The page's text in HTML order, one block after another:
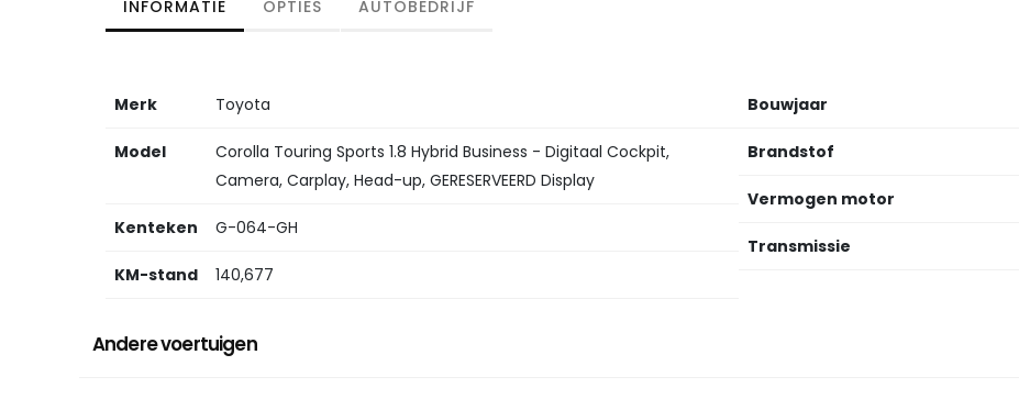
INFORMATIE OPTIES AUTOBEDRIJF
Merk Toyota
Model
Corolla Touring Sports 1.8 Hybrid Business - Digitaal Cockpit,
Camera, Carplay, Head-up, GERESERVEERD Display
Kenteken G-064-GH
KM-stand 140,677
Bouwjaar
Brandstof
Vermogen motor
Transmissie
Andere voertuigen